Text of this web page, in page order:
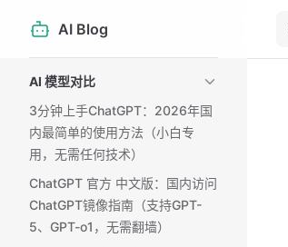
Skip to content
AI Blog
AI 模型对比
3分钟上手ChatGPT：2026年国
内最简单的使用方法（小白专
用，无需任何技术）
ChatGPT 官方 中文版：国内访问
ChatGPT镜像指南（支持GPT-
5、GPT-o1，无需翻墙）